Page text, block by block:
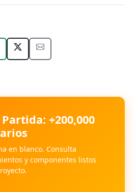
+200,000
en blanco. Consulta
y componentes listos